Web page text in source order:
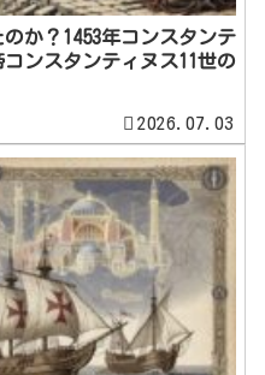
か？1453年コンスタンテ
ンスタンティヌス11世の
2026.07.03